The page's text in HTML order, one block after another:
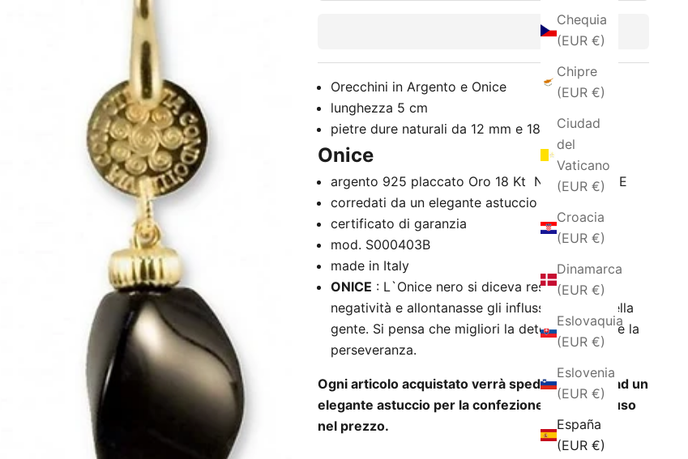
Chequia
(EUR €)
Chipre
(EUR €)
Ciudad
del
Vaticano
(EUR €)
Croacia
(EUR €)
Dinamarca
(EUR €)
Eslovaquia
(EUR €)
Eslovenia
(EUR €)
España
(EUR €)
Orecchini in Argento e Onice
lunghezza 5 cm
pietre dure naturali da 12 mm e 18 mm
Onice
argento 925 placcato Oro 18 Kt NICHEL - FREE
corredati da un elegante astuccio
certificato di garanzia
mod. S000403B
made in Italy
ONICE : L`Onice nero si diceva respingesse la
negatività e allontanasse gli influssi negativi della
gente. Si pensa che migliori la determinazione e la
perseveranza.
Ogni articolo acquistato verrà spedito insieme ad un
elegante astuccio per la confezione regalo incluso
nel prezzo.